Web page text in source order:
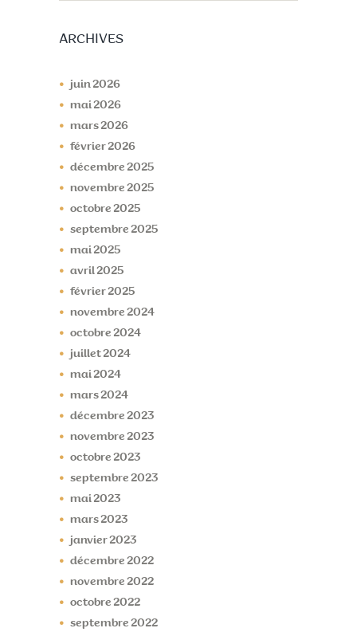
ARCHIVES
juin2026
mai2026
mars2026
février2026
décembre 2025
novembre 2025
octobre 2025
septembre 2025
mai2025
avril2025
février2025
novembre 2024
octobre 2024
juillet2024
mai2024
mars2024
décembre 2023
novembre 2023
octobre 2023
septembre 2023
mai2023
mars2023
janvier2023
décembre 2022
novembre 2022
octobre 2022
septembre 2022